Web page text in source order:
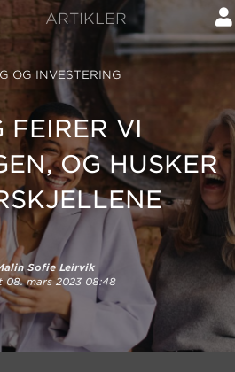
ARTIKLER
OG INVESTERING
FEIRER VI
OG HUSKER
Sofie Leirvik
08. mars 2023 08:48